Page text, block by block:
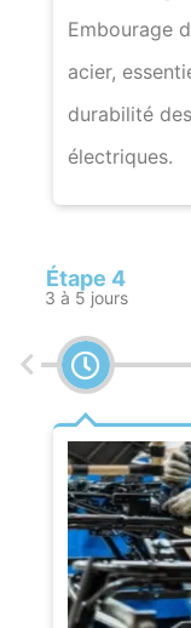
Embourage
acier,
durabilité
électriques.
Étape 4
3 à 5 jours